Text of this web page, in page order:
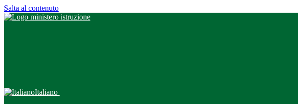
Salta al contenuto
Italiano